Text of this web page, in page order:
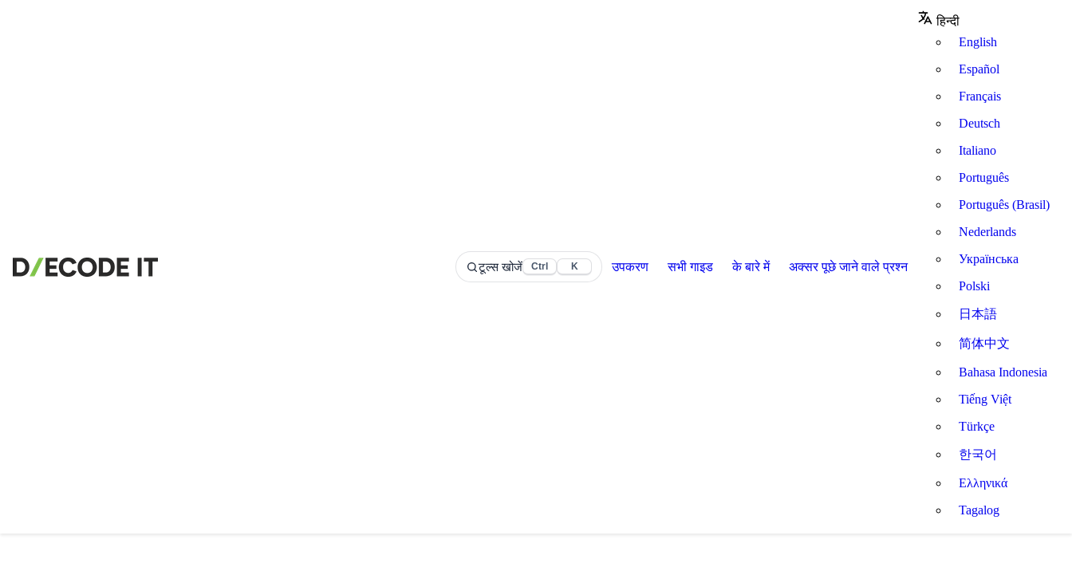
टूल्स खोजें Ctrl K उपकरण सभी गाइड के बारे में अक्सर पूछे जाने वाले प्रश्न
हिन्दी
English
Español
Français
Deutsch
Italiano
Português
Português (Brasil)
Nederlands
Українська
Polski
日本語
简体中文
Bahasa Indonesia
Tiếng Việt
Türkçe
한국어
Ελληνικά
Tagalog